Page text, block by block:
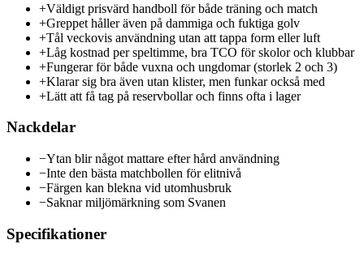
+Väldigt prisvärd handboll för både träning och match
+Greppet håller även på dammiga och fuktiga golv
+Tål veckovis användning utan att tappa form eller luft
+Låg kostnad per speltimme, bra TCO för skolor och klubbar
+Fungerar för både vuxna och ungdomar (storlek 2 och 3)
+Klarar sig bra även utan klister, men funkar också med
+Lätt att få tag på reservbollar och finns ofta i lager
Nackdelar
−Ytan blir något mattare efter hård användning
−Inte den bästa matchbollen för elitnivå
−Färgen kan blekna vid utomhusbruk
−Saknar miljömärkning som Svanen
Specifikationer